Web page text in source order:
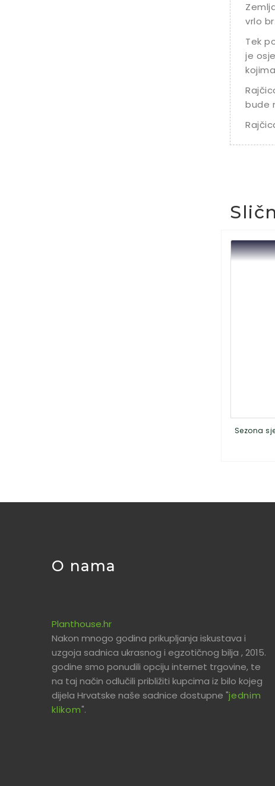
vrlo
Tek
je
bude
Sezona
O nama
Planthouse.hr
Nakon mnogo godina prikupljanja iskustava i
uzgoja sadnica ukrasnog i egzotičnog bilja , 2015.
godine smo ponudili opciju internet trgovine, te
na taj način odlučili približiti kupcima iz bilo kojeg
dijela Hrvatske naše sadnice dostupne "jednim
klikom".